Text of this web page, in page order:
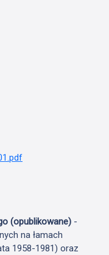
(opublikowane) -
na łamach
1958-1981) oraz